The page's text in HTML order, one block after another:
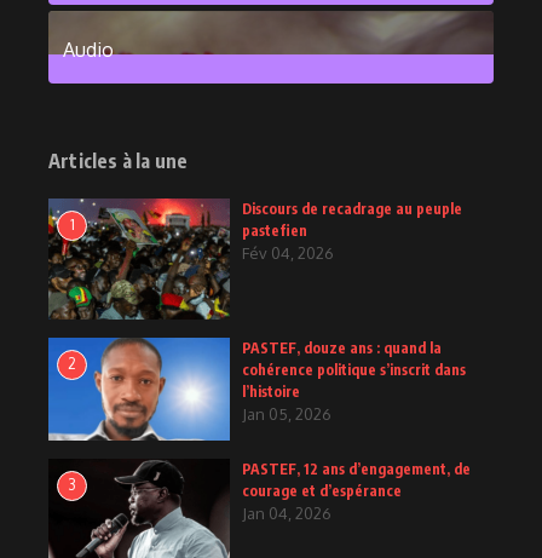
6Posts
Audio
Articles à la une
1
Discours de recadrage au peuple
pastefien
Fév 04, 2026
2
PASTEF, douze ans : quand la
cohérence politique s’inscrit dans
l’histoire
Jan 05, 2026
3
PASTEF, 12 ans d’engagement, de
courage et d’espérance
Jan 04, 2026